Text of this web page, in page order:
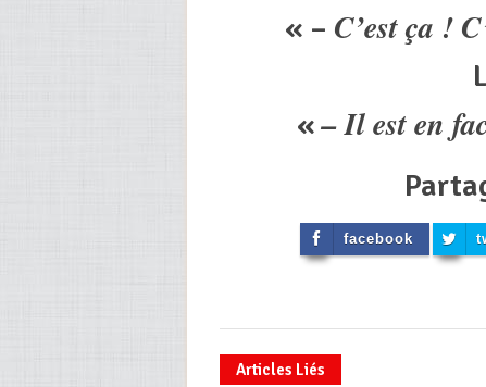
« – C’est ça !
«– Il est en
facebook
Articles Liés